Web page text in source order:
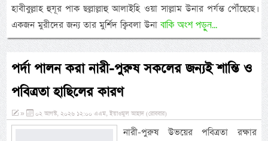
হাবীবুল্লাহ হুযূর পাক ছল্লাল্লাহু আলাইহি ওয়া সাল্লাম উনার পর্যন্ত পৌঁছেছে।
একজন মুরীদের জন্য তার মুর্শিদ ক্বিবলা উনাবাকি অংশ পড়ুন...
পর্দা পালন করা নারী-পুরুষ সকলের জন্যই শান্তি ও
পবিত্রতা হাছিলের কারণ
» ০২ আগস্ট, ২০২৬ ১২:০০ এএম, ইয়াওমুল আহাদ (রোববার)
নারী-পুরুষ উভয়ের পবিত্রতা রক্ষার